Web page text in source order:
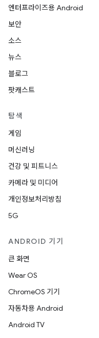
엔터프라이즈용 Android
보안
소스
뉴스
블로그
팟캐스트
탐색
게임
머신러닝
건강 및 피트니스
카메라 및 미디어
개인정보처리방침
5G
ANDROID 기기
큰 화면
Wear OS
ChromeOS 기기
자동차용 Android
Android TV